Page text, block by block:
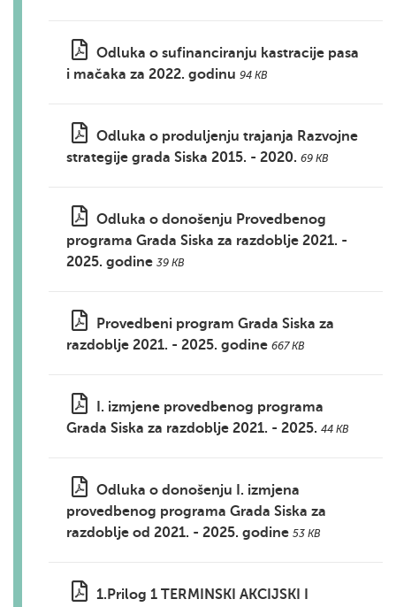
Odluka o sufinanciranju kastracije pasa
i mačaka za 2022. godinu 94 KB
Odluka o produljenju trajanja Razvojne
strategije grada Siska 2015. - 2020. 69 KB
Odluka o donošenju Provedbenog
programa Grada Siska za razdoblje 2021. -
2025. godine 39 KB
Provedbeni program Grada Siska za
razdoblje 2021. - 2025. godine 667 KB
I. izmjene provedbenog programa
Grada Siska za razdoblje 2021. - 2025. 44 KB
Odluka o donošenju I. izmjena
provedbenog programa Grada Siska za
razdoblje od 2021. - 2025. godine 53 KB
1.Prilog 1 TERMINSKI AKCIJSKI I